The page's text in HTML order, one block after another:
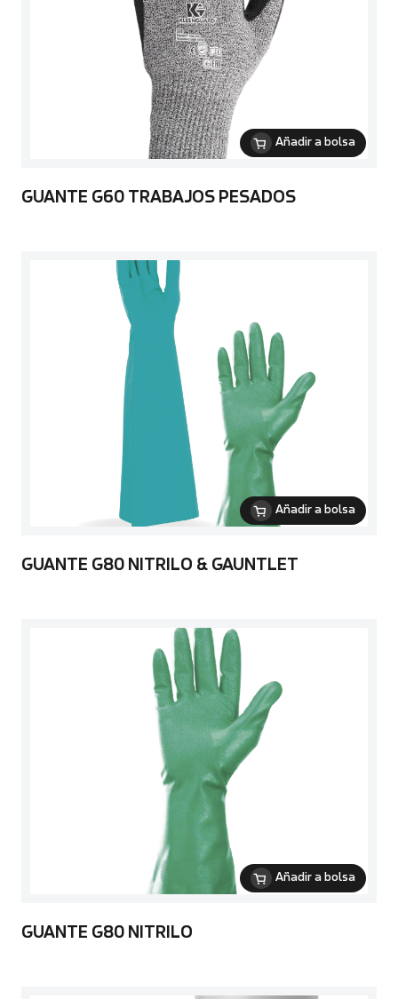
Añadir a bolsa
GUANTE G60 TRABAJOS PESADOS
Añadir a bolsa
GUANTE G80 NITRILO & GAUNTLET
Añadir a bolsa
GUANTE G80 NITRILO